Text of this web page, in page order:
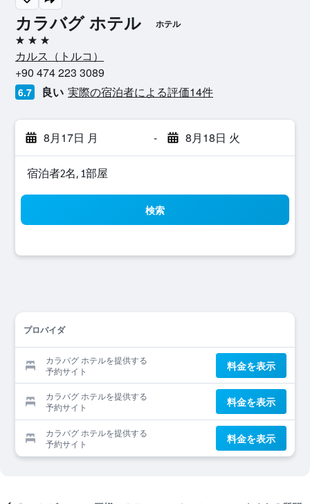
カラバグ ホテル ホテル
3つ星
カルス​（トルコ​）​
+90 474 223 3089
6.7 良い 実際の宿泊者による評価14​件
8月17日 月 - 8月18日 火
宿泊者2名, 1​部屋
検索
プロバイダ
カラバグ ホテルを提供する
予約サイト
料金を表示
カラバグ ホテルを提供する
予約サイト
料金を表示
カラバグ ホテルを提供する
予約サイト
料金を表示